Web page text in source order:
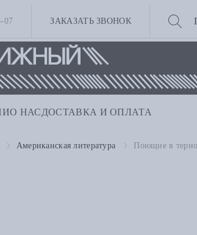
07 ЗАКАЗАТЬ ЗВОНОК
О НАС ДОСТАВКА И ОПЛАТА
Американская литература Поющие в